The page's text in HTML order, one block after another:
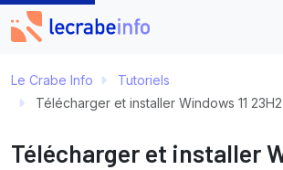
Le Crabe Info
Tutoriels
Télécharger et installer Windows 11 23H2
Télécharger et installer